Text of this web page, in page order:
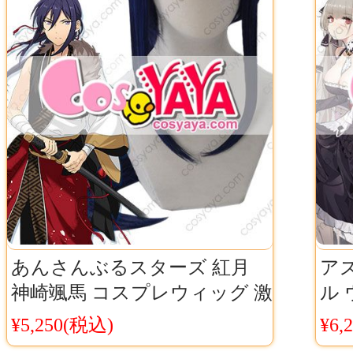
あんさんぶるスターズ 紅月
神崎颯馬 コスプレウィッグ 激
安 汎用 耐熱 あんスタ 神崎 ウ
ィッグ
¥5,250(税込)
ア
ル
ヘ
か